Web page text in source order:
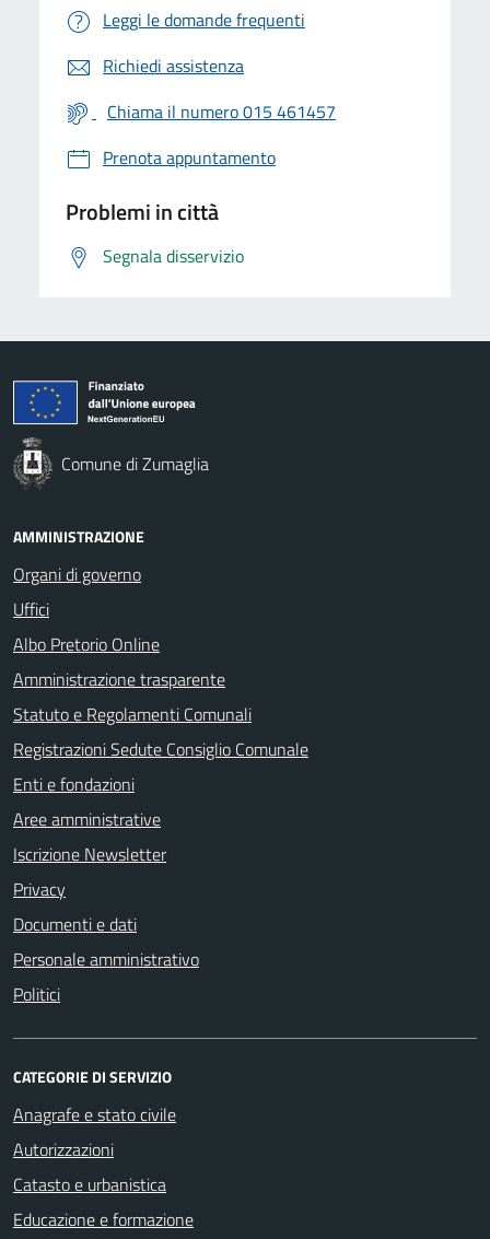
Leggi le domande frequenti
Richiedi assistenza
Chiama il numero 015 461457
Prenota appuntamento
Problemi in città
Segnala disservizio
Comune di Zumaglia
AMMINISTRAZIONE
Organi di governo
Uffici
Albo Pretorio Online
Amministrazione trasparente
Statuto e Regolamenti Comunali
Registrazioni Sedute Consiglio Comunale
Enti e fondazioni
Aree amministrative
Iscrizione Newsletter
Privacy
Documenti e dati
Personale amministrativo
Politici
CATEGORIE DI SERVIZIO
Anagrafe e stato civile
Autorizzazioni
Catasto e urbanistica
Educazione e formazione